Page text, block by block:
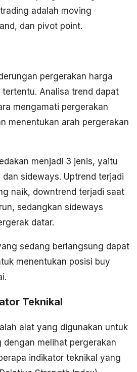
adalah moving
dan pivot point.
pergerakan harga
Analisa trend dapat
mengamati pergerakan
menentukan arah pergerakan
menjadi 3 jenis, yaitu
sideways. Uptrend terjadi
naik, downtrend terjadi saat
sedangkan sideways
datar.
sedang berlangsung dapat
menentukan posisi buy
Teknikal
alat yang digunakan untuk
dengan melihat pergerakan
indikator teknikal yang